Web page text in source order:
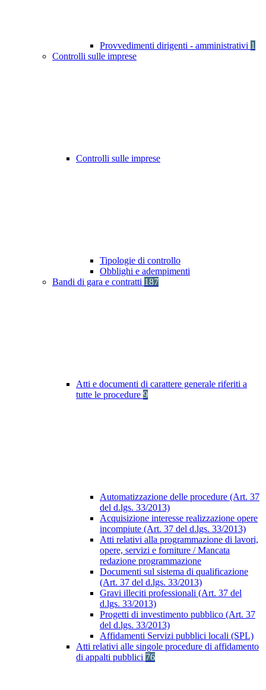
Provvedimenti dirigenti - amministrativi 1
Controlli sulle imprese
Controlli sulle imprese
Tipologie di controllo
Obblighi e adempimenti
Bandi di gara e contratti 187
Atti e documenti di carattere generale riferiti a
tutte le procedure 9
Automatizzazione delle procedure (Art. 37
del d.lgs. 33/2013)
Acquisizione interesse realizzazione opere
incompiute (Art. 37 del d.lgs. 33/2013)
Atti relativi alla programmazione di lavori,
opere, servizi e forniture / Mancata
redazione programmazione
Documenti sul sistema di qualificazione
(Art. 37 del d.lgs. 33/2013)
Gravi illeciti professionali (Art. 37 del
d.lgs. 33/2013)
Progetti di investimento pubblico (Art. 37
del d.lgs. 33/2013)
Affidamenti Servizi pubblici locali (SPL)
Atti relativi alle singole procedure di affidamento
di appalti pubblici 76